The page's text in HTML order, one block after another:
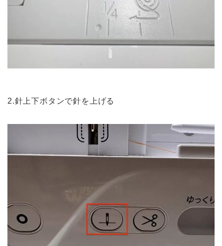
2.針上下ボタンで針を上げる